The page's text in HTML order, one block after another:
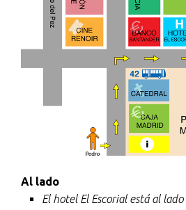
Al lado
El hotel El Escorial está al